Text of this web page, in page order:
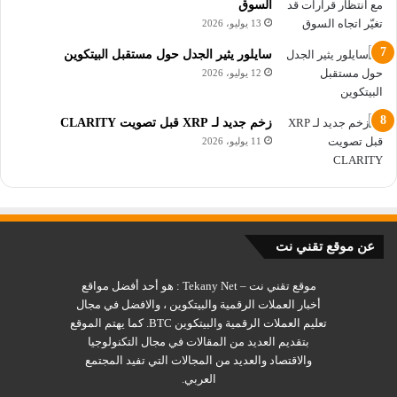
انخفاض سعر بيتكوين إلى 60 ألف دولار
وأكد نيكسون أن شهر أيلول/سبتمبر هذا العام -رغم التوترات
المستمرة- كان الأفضل لبيتكوين مقارنةً بأشهر أيلول/سبتمبر
السابقة منذ أكثر من عقدٍ من الزمن، أي منذ ما قبل عام 2013.
اقرأ أيضاً:
اقتراب البيتكوين من 70 ألف دولار فهل حان وقت الشراء؟
انخفاض البيتكوين إلى 63 ألف دولار فما السبب؟
البيتكوين تودع سبتمبر بمستوى منخفض هام
Bitcoin أخبار العملات الرقمية البيتكوين
العملات الرقمية
السوق
13 يوليو، 2026
سايلور يثير الجدل حول مستقبل البيتكوين
12 يوليو، 2026
زخم جديد لـ XRP قبل تصويت CLARITY
11 يوليو، 2026
عن موقع تقني نت
موقع تقني نت – Tekany Net : هو أحد أفضل مواقع
أخبار العملات الرقمية والبيتكوين ، والافضل في مجال
تعليم العملات الرقمية والبيتكوين BTC. كما يهتم الموقع
بتقديم العديد من المقالات في مجال التكنولوجيا
والاقتصاد والعديد من المجالات التي تفيد المجتمع
العربي.